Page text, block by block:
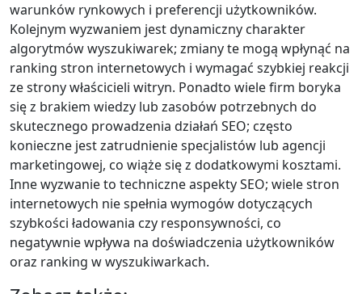
warunków rynkowych i preferencji użytkowników.
Kolejnym wyzwaniem jest dynamiczny charakter
algorytmów wyszukiwarek; zmiany te mogą wpłynąć na
ranking stron internetowych i wymagać szybkiej reakcji
ze strony właścicieli witryn. Ponadto wiele firm boryka
się z brakiem wiedzy lub zasobów potrzebnych do
skutecznego prowadzenia działań SEO; często
konieczne jest zatrudnienie specjalistów lub agencji
marketingowej, co wiąże się z dodatkowymi kosztami.
Inne wyzwanie to techniczne aspekty SEO; wiele stron
internetowych nie spełnia wymogów dotyczących
szybkości ładowania czy responsywności, co
negatywnie wpływa na doświadczenia użytkowników
oraz ranking w wyszukiwarkach.